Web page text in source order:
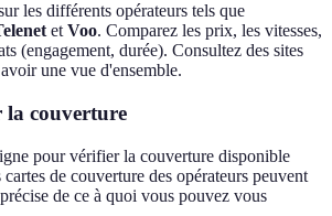
les différents opérateurs tels que
et Voo. Comparez les prix, les vitesses,
(engagement, durée). Consultez des sites
une vue d'ensemble.
la couverture
pour vérifier la couverture disponible
de couverture des opérateurs peuvent
de ce à quoi vous pouvez vous